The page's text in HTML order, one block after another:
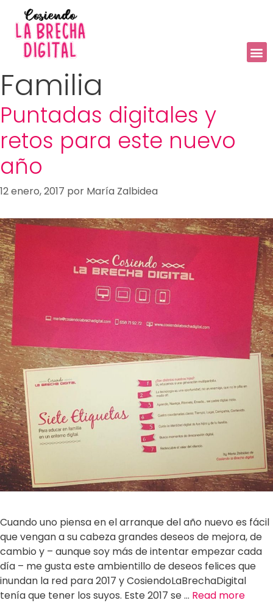
Familia
Puntadas digitales y
retos para este nuevo
año
12 enero, 2017 por María Zalbidea
Cuando uno piensa en el arranque del año nuevo es fácil
que vengan a su cabeza grandes deseos de mejora, de
cambio y – aunque soy más de intentar empezar cada
día – me gusta este ambientillo de deseos felices que
inundan la red para 2017 y CosiendoLaBrechaDigital
tenía que tener los suyos. Este 2017 se … Read more